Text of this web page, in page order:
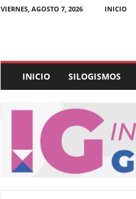
VIERNES, AGOSTO 7, 2026 INICIO
p
e
U
INICIO SILOGISMOS